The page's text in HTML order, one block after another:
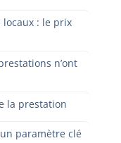
: le prix
n’ont
la prestation
paramètre clé